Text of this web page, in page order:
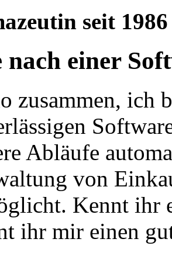
seit 1986
nach einer
zusammen, ich
Abläufe
von
Kennt ihr
ihr mir einen